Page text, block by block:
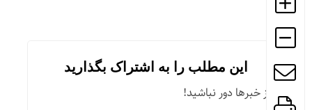
این مطلب را به اشتراک بگذارید
از خبرها دور نباشید!